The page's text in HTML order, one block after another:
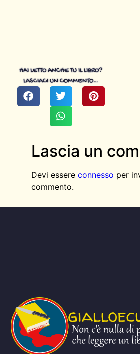
HAI LETTO ANCHE TU IL LIBRO?
LASCIACI UN COMMENTO…
Lascia un
Devi essere connesso per
commento.